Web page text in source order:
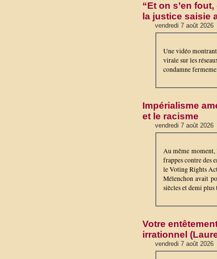
“Et on s’en
la justice saisie
vendredi 7 août 2026
Une vidéo
virale sur les
condamne
Impérialisme
et le racisme
vendredi 7 août 2026
Au même moment,
frappes contre des
le Voting Rights
Mélenchon avait
siècles et demi plus
Votre
irrationnel
vendredi 7 août 2026